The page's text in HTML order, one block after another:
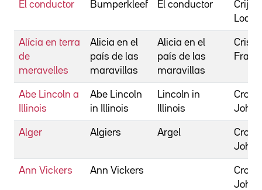
El conductor Bumperkleef El conductor
Crijns,
Alícia en terra
de
meravelles
Alicia en el
país de las
maravillas
Alicia en el
país de las
maravillas
Abe Lincoln a
Illinois
Abe Lincoln
in Illinois
Lincoln in
Illinois
John
Alger Algiers Argel
John
Ann Vickers Ann Vickers
John